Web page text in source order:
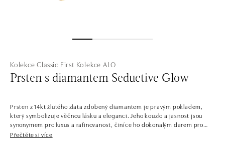
Kolekce Classic First Kolekce ALO
Prsten s diamantem Seductive Glow
Prsten z 14kt žlutého zlata zdobený diamantem je pravým pokladem,
který symbolizuje věčnou lásku a eleganci. Jeho kouzlo a jasnost jsou
synonymem pro luxus a rafinovanost, činíce ho dokonalým darem pro
milovanou osobu. Šperk je součástí kolekce Classic First.
Přečtěte si více